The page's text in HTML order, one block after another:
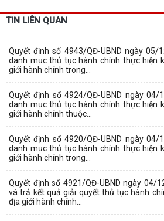
TIN LIÊN QUAN
Quyết định số 4943/QĐ-UBND ngày 05/
danh mục thủ tục hành chính thực hiện
giới hành chính trong...
Quyết định số 4924/QĐ-UBND ngày 04/
danh mục thủ tục hành chính thực hiện
giới hành chính thuộc...
Quyết định số 4920/QĐ-UBND ngày 04/
danh mục thủ tục hành chính thực hiện
giới hành chính trong...
Quyết định số 4921/QĐ-UBND ngày 04/
và trả kết quả giải quyết thủ tục hành
địa giới hành chính...